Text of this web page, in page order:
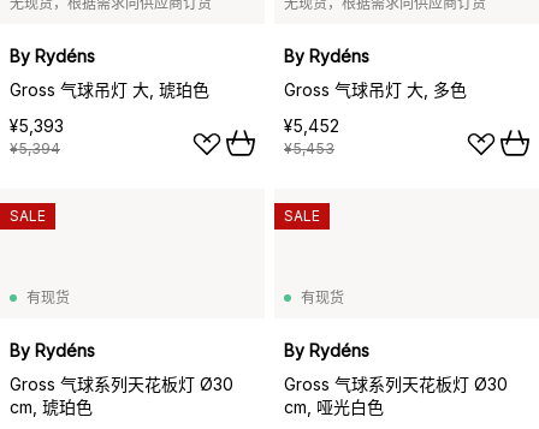
By Rydéns
Gross 气球吊灯 大, 琥珀色
¥5,393
¥5,394
By Rydéns
Gross 气球吊灯 大, 多色
¥5,452
¥5,453
有现货
By Rydéns
Gross 气球系列天花板灯 Ø30
cm, 琥珀色
SALE
有现货
By Rydéns
Gross 气球系列天花板灯 Ø30
cm, 哑光白色
SALE